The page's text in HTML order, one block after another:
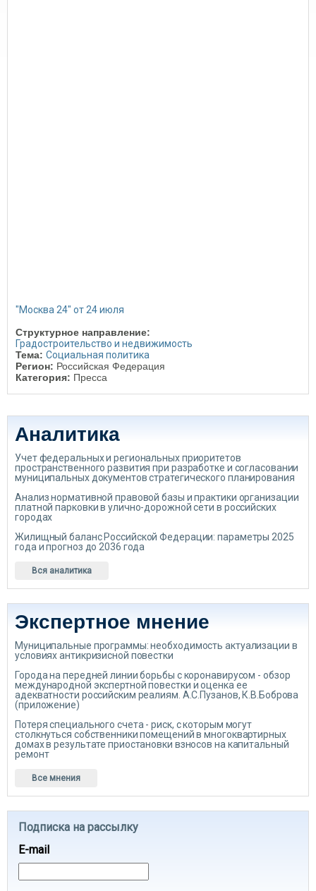
"Москва 24" от 24 июля
Структурное направление:
Градостроительство и недвижимость
Тема: Социальная политика
Регион: Российская Федерация
Категория: Пресса
Аналитика
Учет федеральных и региональных приоритетов
пространственного развития при разработке и согласовании
муниципальных документов стратегического планирования
Анализ нормативной правовой базы и практики организации
платной парковки в улично-дорожной сети в российских
городах
Жилищный баланс Российской Федерации: параметры 2025
года и прогноз до 2036 года
Вся аналитика
Экспертное мнение
Муниципальные программы: необходимость актуализации в
условиях антикризисной повестки
Города на передней линии борьбы с коронавирусом - обзор
международной экспертной повестки и оценка ее
адекватности российским реалиям. А.С.Пузанов, К.В.Боброва
(приложение)
Потеря специального счета - риск, с которым могут
столкнуться собственники помещений в многоквартирных
домах в результате приостановки взносов на капитальный
ремонт
Все мнения
Подписка на рассылку
E-mail